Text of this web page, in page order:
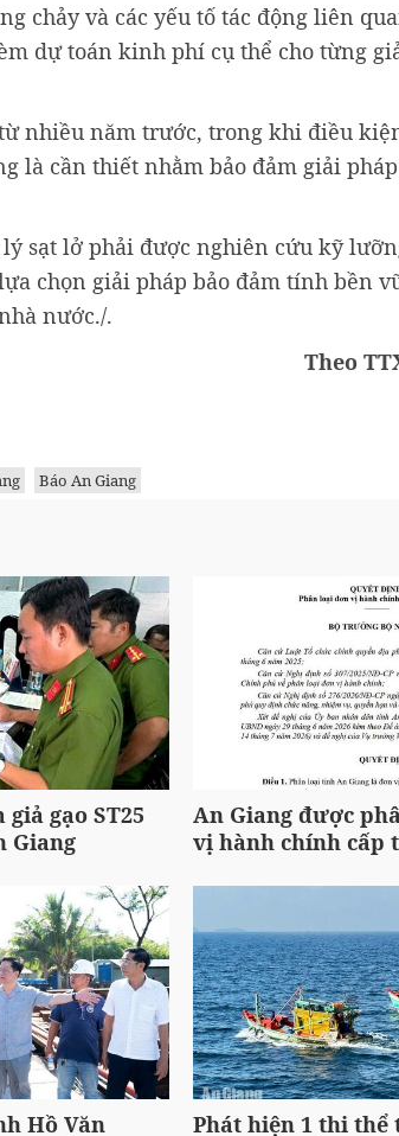
chảy và các yếu tố tác động liên
dự toán kinh phí cụ thể cho từng
nhiều năm trước, trong khi điều
là cần thiết nhằm bảo đảm giải
sạt lở phải được nghiên cứu kỹ
chọn giải pháp bảo đảm tính bền
nước./.
Theo
Báo An Giang
gạo ST25
Giang
An Giang được
vị hành chính cấp
Hồ Văn
Phát hiện 1 thi thể